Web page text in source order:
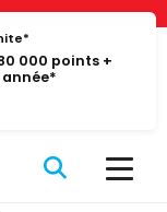
000 points +